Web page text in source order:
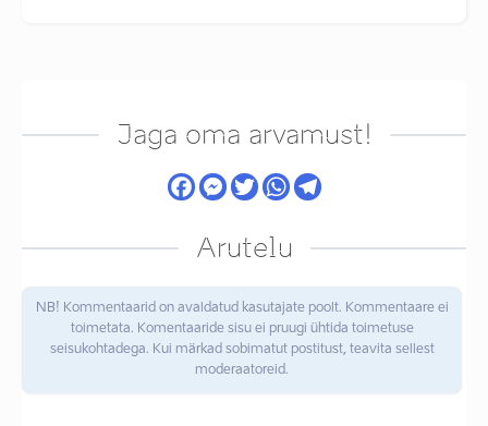
Jaga oma arvamust!
Arutelu
NB! Kommentaarid on avaldatud kasutajate poolt. Kommentaare ei
toimetata. Komentaaride sisu ei pruugi ühtida toimetuse
seisukohtadega. Kui märkad sobimatut postitust, teavita sellest
moderaatoreid.